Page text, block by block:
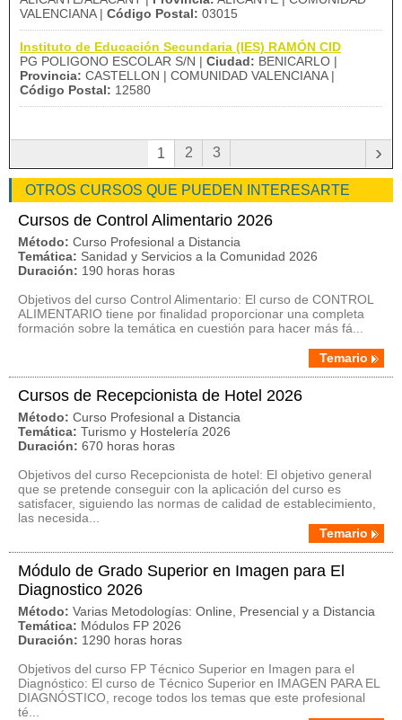
VALENCIANA | Código Postal: 03015
Instituto de Educación Secundaria (IES) RAMÓN CID
PG POLIGONO ESCOLAR S/N | Ciudad: BENICARLO |
Provincia: CASTELLON | COMUNIDAD VALENCIANA |
Código Postal: 12580
1 2 3 ›
OTROS CURSOS QUE PUEDEN INTERESARTE
Cursos de Control Alimentario 2026
Método: Curso Profesional a Distancia
Temática: Sanidad y Servicios a la Comunidad 2026
Duración: 190 horas horas
Objetivos del curso Control Alimentario: El curso de CONTROL
ALIMENTARIO tiene por finalidad proporcionar una completa
formación sobre la temática en cuestión para hacer más fá...
Temario
Cursos de Recepcionista de Hotel 2026
Método: Curso Profesional a Distancia
Temática: Turismo y Hostelería 2026
Duración: 670 horas horas
Objetivos del curso Recepcionista de hotel: El objetivo general
que se pretende conseguir con la aplicación del curso es
satisfacer, siguiendo las normas de calidad de establecimiento,
las necesida...
Temario
Módulo de Grado Superior en Imagen para El
Diagnostico 2026
Método: Varias Metodologías: Online, Presencial y a Distancia
Temática: Módulos FP 2026
Duración: 1290 horas horas
Objetivos del curso FP Técnico Superior en Imagen para el
Diagnóstico: El curso de Técnico Superior en IMAGEN PARA EL
DIAGNÓSTICO, recoge todos los temas que este profesional
té...